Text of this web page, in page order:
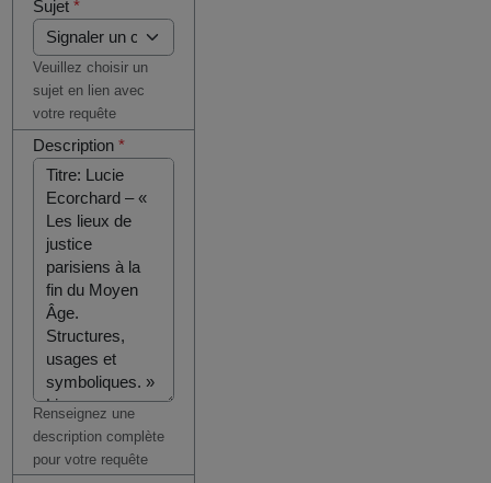
Sujet*
Veuillez choisir un
sujet en lien avec
votre requête
Description*
Renseignez une
description complète
pour votre requête